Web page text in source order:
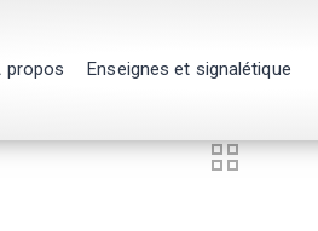
propos Enseignes et signalétique